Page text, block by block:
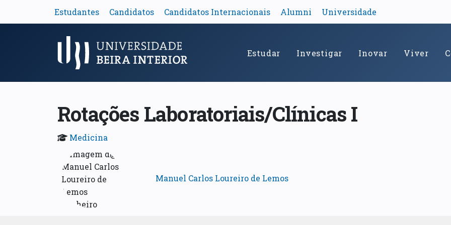
Estudantes Candidatos Candidatos Internacionais Alumni Universidade
Menu Principal Estudar Investigar Inovar Viver
Rotações Laboratoriais/Clínicas I
Medicina
Manuel Carlos Loureiro de Lemos